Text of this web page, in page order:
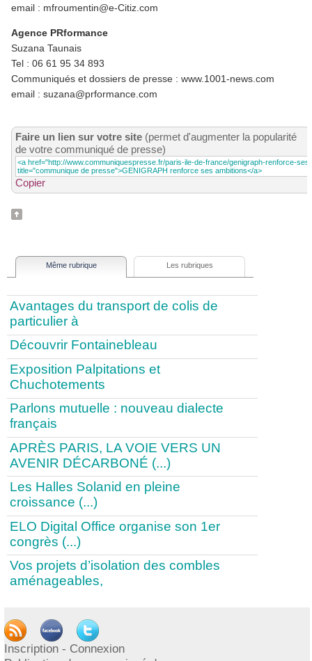
email : mfroumentin@e-Citiz.com
Agence PRformance
Suzana Taunais
Tel : 06 61 95 34 893
Communiqués et dossiers de presse : www.1001-news.com
email : suzana@prformance.com
Faire un lien sur votre site (permet d'augmenter la popularité
de votre communiqué de presse)
Copier
Même rubrique Les rubriques
Avantages du transport de colis de
particulier à
Découvrir Fontainebleau
Exposition Palpitations et
Chuchotements
Parlons mutuelle : nouveau dialecte
français
APRÈS PARIS, LA VOIE VERS UN
AVENIR DÉCARBONÉ (...)
Les Halles Solanid en pleine
croissance (...)
ELO Digital Office organise son 1er
congrès (...)
Vos projets d’isolation des combles
aménageables,
Publication
Inscription - Connexion